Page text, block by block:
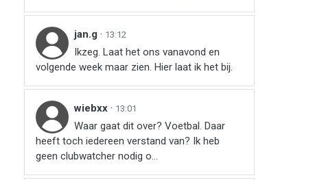
jan.g · 13:12
Ikzeg. Laat het ons vanavond en
volgende week maar zien. Hier laat ik het bij.
wiebxx · 13:01
Waar gaat dit over? Voetbal. Daar
heeft toch iedereen verstand van? Ik heb
geen clubwatcher nodig o...